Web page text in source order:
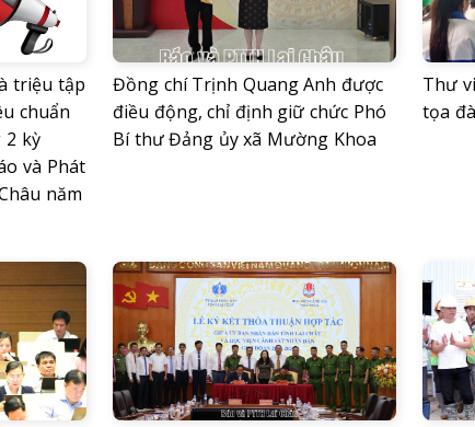
triệu tập
chuẩn
2 kỳ
và Phát
năm
Đồng chí Trịnh Quang Anh được
điều động, chỉ định giữ chức Phó
Bí thư Đảng ủy xã Mường Khoa
Thư
tọa